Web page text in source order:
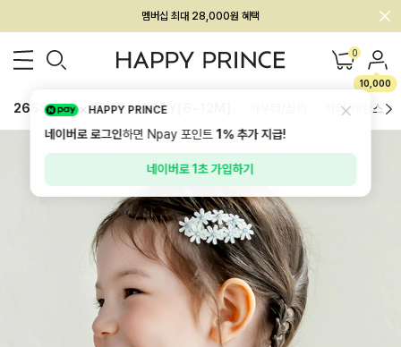
회원전용 아울렛, 가입하면 ~60% 할인!
멤버십 최대 28,000원 혜택 0
10,000
26SS 신상 BEST BABY[6~12M] 하의/레깅스
HAPPY PRINCE
네이버로 로그인하면 Npay 포인트1%추가 지급!
네이버로 1초 가입하기